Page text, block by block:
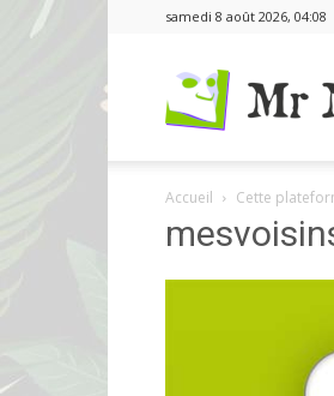
samedi 8 août 2026, 04:08
Accueil Cette